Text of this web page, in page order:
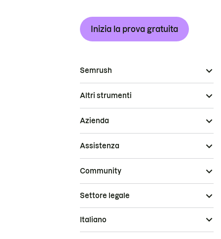
Inizia la prova gratuita
Semrush
Altri strumenti
Azienda
Assistenza
Community
Settore legale
Italiano